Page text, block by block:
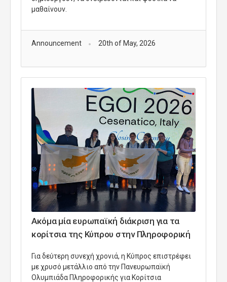
μαθαίνουν.
Announcement 20th of May, 2026
Ακόμα μία ευρωπαϊκή διάκριση για τα
κορίτσια της Κύπρου στην Πληροφορική
Για δεύτερη συνεχή χρονιά, η Κύπρος επιστρέφει
με χρυσό μετάλλιο από την Πανευρωπαϊκή
Ολυμπιάδα Πληροφορικής για Κορίτσια